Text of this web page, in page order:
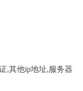
,其他ip地址,服务器